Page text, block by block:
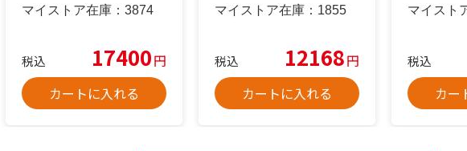
マイストア在庫： 3874
税込 17400円
カートに入れる
マイストア在庫： 1855
税込 12168円
カートに入れる
マイスト
税込
カー